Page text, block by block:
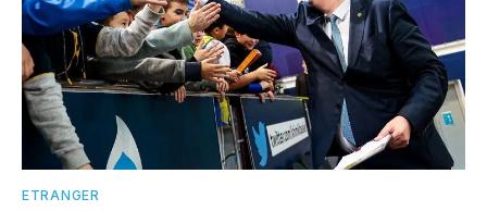
ETRANGER